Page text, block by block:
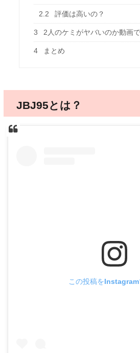
2.2 評価は高いの？
3 2人のケミがヤバいのか動画
4 まとめ
JBJ95とは？
この投稿をInstagram